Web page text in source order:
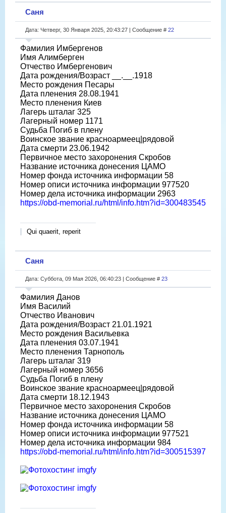
Саня
Дата: Четверг, 30 Января 2025, 20:43:27 | Сообщение # 22
Фамилия Имбергенов
Имя Алимберген
Отчество Имбергенович
Дата рождения/Возраст __.__.1918
Место рождения Песары
Дата пленения 28.08.1941
Место пленения Киев
Лагерь шталаг 325
Лагерный номер 1171
Судьба Погиб в плену
Воинское звание красноармеец|рядовой
Дата смерти 23.06.1942
Первичное место захоронения Скробов
Название источника донесения ЦАМО
Номер фонда источника информации 58
Номер описи источника информации 977520
Номер дела источника информации 2963
https://obd-memorial.ru/html/info.htm?id=300483545
Qui quaerit, reperit
Саня
Дата: Суббота, 09 Мая 2026, 06:40:23 | Сообщение # 23
Фамилия Данов
Имя Василий
Отчество Иванович
Дата рождения/Возраст 21.01.1921
Место рождения Васильевка
Дата пленения 03.07.1941
Место пленения Тарнополь
Лагерь шталаг 319
Лагерный номер 3656
Судьба Погиб в плену
Воинское звание красноармеец|рядовой
Дата смерти 18.12.1943
Первичное место захоронения Скробов
Название источника донесения ЦАМО
Номер фонда источника информации 58
Номер описи источника информации 977521
Номер дела источника информации 984
https://obd-memorial.ru/html/info.htm?id=300515397